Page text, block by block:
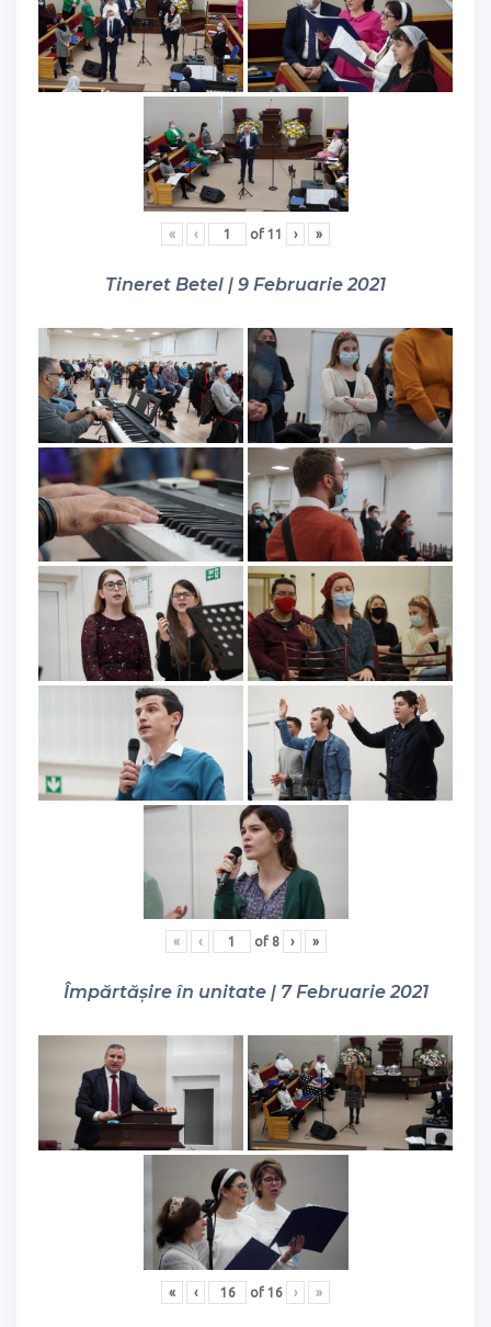
« ‹ of 11 › »
Tineret Betel | 9 Februarie 2021
« ‹ of 8 › »
Împărtășire în unitate | 7 Februarie 2021
« ‹ of 16 › »